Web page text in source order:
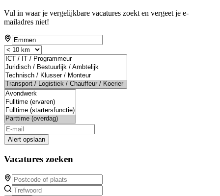
Vul in waar je vergelijkbare vacatures zoekt en vergeet je e-
mailadres niet!
Alert opslaan
Vacatures zoeken